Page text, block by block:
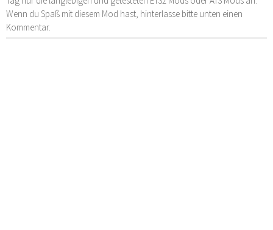
Wenn du Spaß mit diesem Mod hast, hinterlasse bitte unten einen
Kommentar.